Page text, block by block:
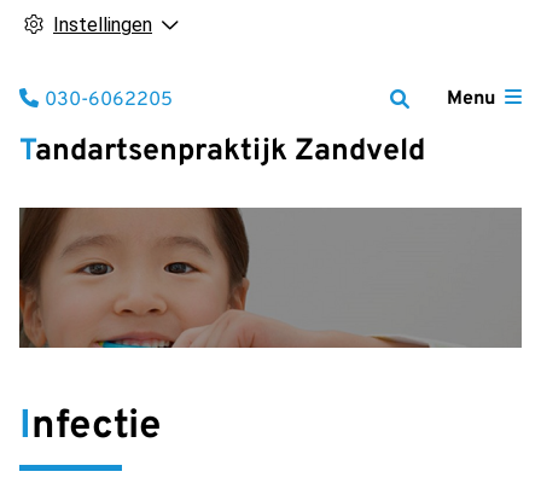
Instellingen
Tandartsenpraktijk Zandveld
Menu
Tel:
030-6062205
Infectie